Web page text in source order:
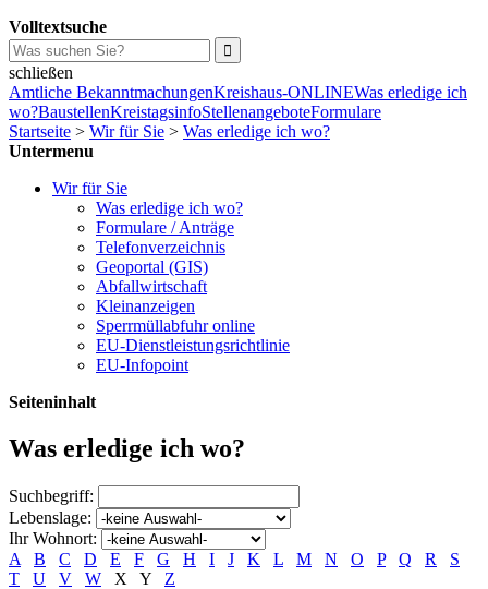
Volltextsuche
schließen
Amtliche BekanntmachungenKreishaus-ONLINEWas erledige ich
wo?BaustellenKreistagsinfoStellenangeboteFormulare
Startseite > Wir für Sie > Was erledige ich wo?
Untermenu
Wir für Sie
Was erledige ich wo?
Formulare / Anträge
Telefonverzeichnis
Geoportal (GIS)
Abfallwirtschaft
Kleinanzeigen
Sperrmüllabfuhr online
EU-Dienstleistungsrichtlinie
EU-Infopoint
Seiteninhalt
Was erledige ich wo?
Suchbegriff:
Lebenslage:
Ihr Wohnort:
A
B C D E F G H I J K L M N O P Q R
S
T
U V W X Y Z